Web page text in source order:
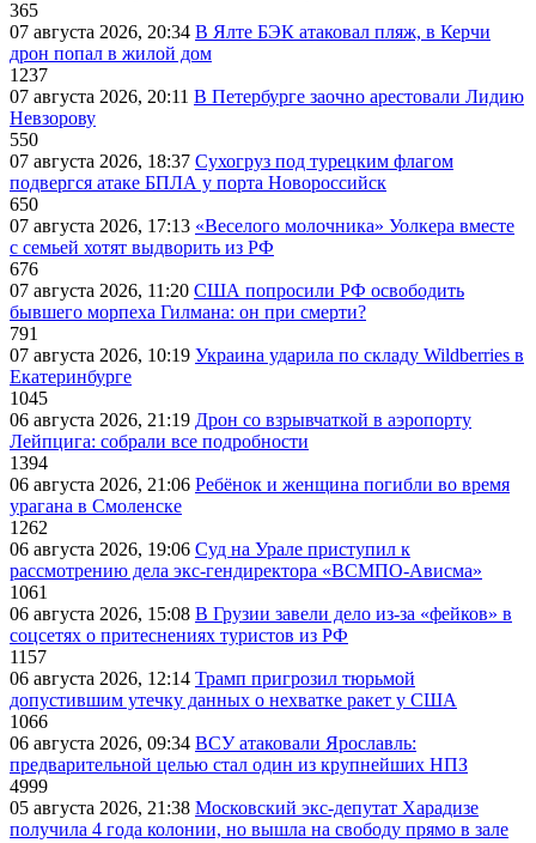
365
07 августа 2026, 20:34 В Ялте БЭК атаковал пляж, в Керчи
дрон попал в жилой дом
1237
07 августа 2026, 20:11 В Петербурге заочно арестовали Лидию
Невзорову
550
07 августа 2026, 18:37 Сухогруз под турецким флагом
подвергся атаке БПЛА у порта Новороссийск
650
07 августа 2026, 17:13 «Веселого молочника» Уолкера вместе
с семьей хотят выдворить из РФ
676
07 августа 2026, 11:20 США попросили РФ освободить
бывшего морпеха Гилмана: он при смерти?
791
07 августа 2026, 10:19 Украина ударила по складу Wildberries в
Екатеринбурге
1045
06 августа 2026, 21:19 Дрон со взрывчаткой в аэропорту
Лейпцига: собрали все подробности
1394
06 августа 2026, 21:06 Ребёнок и женщина погибли во время
урагана в Смоленске
1262
06 августа 2026, 19:06 Суд на Урале приступил к
рассмотрению дела экс-гендиректора «ВСМПО-Ависма»
1061
06 августа 2026, 15:08 В Грузии завели дело из-за «фейков» в
соцсетях о притеснениях туристов из РФ
1157
06 августа 2026, 12:14 Трамп пригрозил тюрьмой
допустившим утечку данных о нехватке ракет у США
1066
06 августа 2026, 09:34 ВСУ атаковали Ярославль:
предварительной целью стал один из крупнейших НПЗ
4999
05 августа 2026, 21:38 Московский экс-депутат Харадизе
получила 4 года колонии, но вышла на свободу прямо в зале